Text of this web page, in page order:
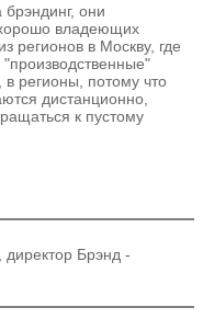
они
владеющих
регионов в Москву, где
в регионы, потому что
дистанционно,
к пустому
, директор Брэнд -